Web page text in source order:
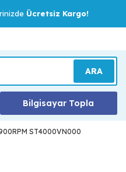
Ücretsiz Kargo!
ARA
Bilgisayar Topla